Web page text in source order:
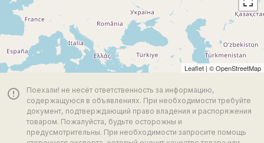
Leaflet | ©OpenStreetMap
error_outline
Поехали! не несёт ответственность за информацию,
содержащуюся в объявлениях. При необходимости требуйте
документ, подтверждающий право владения и распоряжения
товаром. Пожалуйста, будьте осторожны и
предусмотрительны. При необходимости запросите помощь